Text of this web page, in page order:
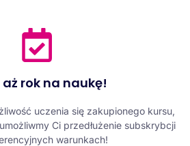
aż rok na naukę!
uczenia się zakupionego kursu,
Ci przedłużenie subskrybcji
warunkach!